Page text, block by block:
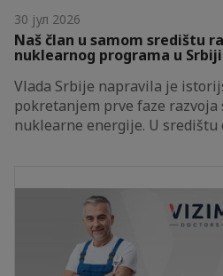
30 јул 2026
Naš član u samom središtu
nuklearnog programa u Srbiji
Vlada Srbije napravila je
pokretanjem prve faze razvoja
nuklearne energije. U središtu